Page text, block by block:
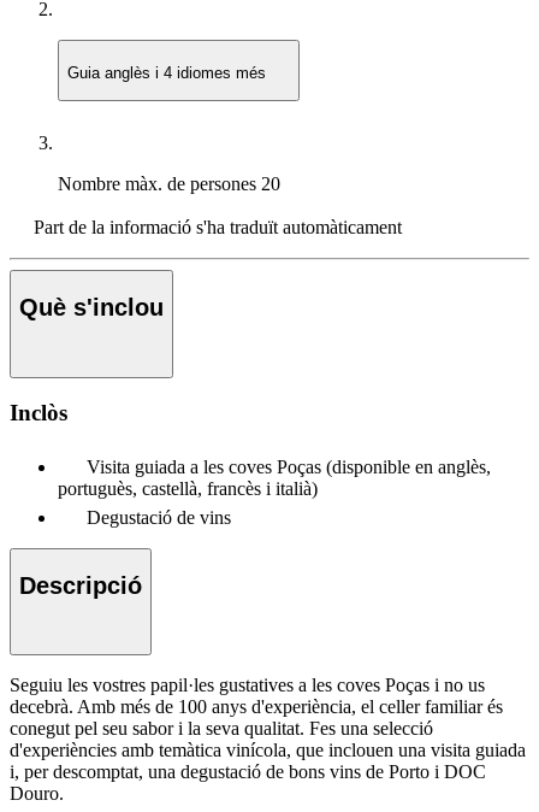
Guia anglès i 4 idiomes més
Nombre màx. de persones 20
Part de la informació s'ha traduït automàticament
Què s'inclou
Inclòs
Visita guiada a les coves Poças (disponible en anglès,
portuguès, castellà, francès i italià)
Degustació de vins
Descripció
Seguiu les vostres papil·les gustatives a les coves Poças i no us
decebrà. Amb més de 100 anys d'experiència, el celler familiar és
conegut pel seu sabor i la seva qualitat. Fes una selecció
d'experiències amb temàtica vinícola, que inclouen una visita guiada
i, per descomptat, una degustació de bons vins de Porto i DOC
Douro.